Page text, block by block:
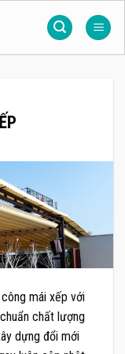
mái xếp với
chất lượng
dựng đổi mới